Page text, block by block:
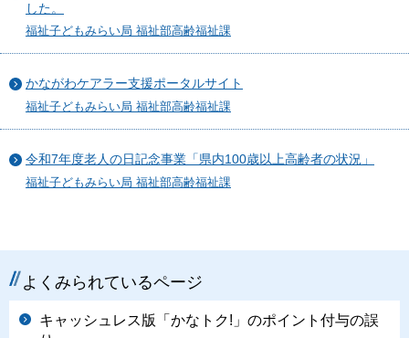
した。
福祉子どもみらい局 福祉部高齢福祉課
かながわケアラー支援ポータルサイト
福祉子どもみらい局 福祉部高齢福祉課
令和7年度老人の日記念事業「県内100歳以上高齢者の状況」
福祉子どもみらい局 福祉部高齢福祉課
よくみられているページ
キャッシュレス版「かなトク!」のポイント付与の誤